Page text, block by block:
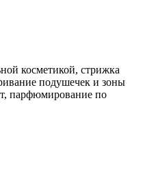
косметикой, стрижка
подушечек и зоны
парфюмирование по